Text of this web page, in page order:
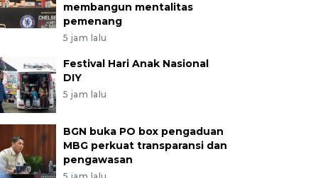
membangun mentalitas
pemenang
5 jam lalu
Festival Hari Anak Nasional
DIY
5 jam lalu
BGN buka PO box pengaduan
MBG perkuat transparansi dan
pengawasan